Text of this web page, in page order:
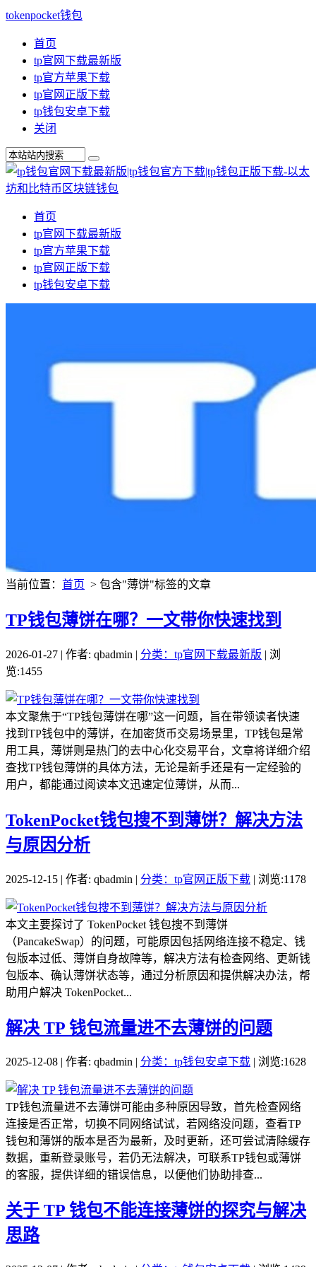
tokenpocket钱包
首页
tp官网下载最新版
tp官方苹果下载
tp官网正版下载
tp钱包安卓下载
关闭
首页
tp官网下载最新版
tp官方苹果下载
tp官网正版下载
tp钱包安卓下载
当前位置： 首页 > 包含"薄饼"标签的文章
TP钱包薄饼在哪？一文带你快速找到
2026-01-27 | 作者: qbadmin | 分类：tp官网下载最新版 | 浏
览:1455
本文聚焦于“TP钱包薄饼在哪”这一问题，旨在带领读者快速
找到TP钱包中的薄饼，在加密货币交易场景里，TP钱包是常
用工具，薄饼则是热门的去中心化交易平台，文章将详细介绍
查找TP钱包薄饼的具体方法，无论是新手还是有一定经验的
用户，都能通过阅读本文迅速定位薄饼，从而...
TokenPocket钱包搜不到薄饼？解决方法
与原因分析
2025-12-15 | 作者: qbadmin | 分类：tp官网正版下载 | 浏览:1178
本文主要探讨了 TokenPocket 钱包搜不到薄饼
（PancakeSwap）的问题，可能原因包括网络连接不稳定、钱
包版本过低、薄饼自身故障等，解决方法有检查网络、更新钱
包版本、确认薄饼状态等，通过分析原因和提供解决办法，帮
助用户解决 TokenPocket...
解决 TP 钱包流量进不去薄饼的问题
2025-12-08 | 作者: qbadmin | 分类：tp钱包安卓下载 | 浏览:1628
TP钱包流量进不去薄饼可能由多种原因导致，首先检查网络
连接是否正常，切换不同网络试试，若网络没问题，查看TP
钱包和薄饼的版本是否为最新，及时更新，还可尝试清除缓存
数据，重新登录账号，若仍无法解决，可联系TP钱包或薄饼
的客服，提供详细的错误信息，以便他们协助排查...
关于 TP 钱包不能连接薄饼的探究与解决
思路